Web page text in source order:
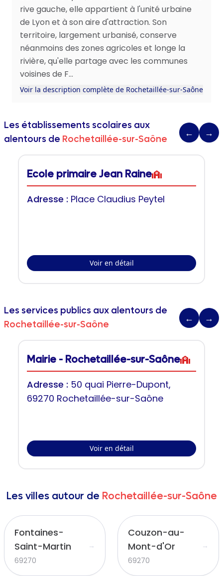
rive gauche, elle appartient à l'unité urbaine
de Lyon et à son aire d'attraction. Son
territoire, largement urbanisé, conserve
néanmoins des zones agricoles et longe la
rivière, qu'elle partage avec les communes
voisines de F...
Voir la description complète de Rochetaillée-sur-Saône
Les établissements scolaires aux
alentours de Rochetaillée-sur-Saône
← →
Ecole primaire Jean Raine
Adresse : Place Claudius Peytel
Voir en détail
Les services publics aux alentours de
Rochetaillée-sur-Saône
← →
Mairie - Rochetaillée-sur-Saône
Adresse : 50 quai Pierre-Dupont,
69270 Rochetaillée-sur-Saône
Voir en détail
Les villes autour de Rochetaillée-sur-Saône
Fontaines-
Saint-Martin
69270
→
Couzon-au-
Mont-d'Or
69270
→